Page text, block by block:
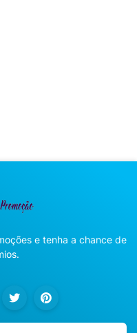
e tenha a chance de